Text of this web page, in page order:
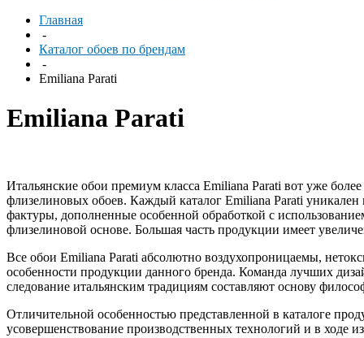
Главная
-
Каталог обоев по брендам
-
Emiliana Parati
Emiliana Parati
Итальянские обои премиум класса Emiliana Parati вот уже
флизелиновых обоев. Каждый каталог Emiliana Parati
фактуры, дополненные особенной обработкой с
флизелиновой основе. Большая часть продукции имеет
Все обои Emiliana Parati абсолютно воздухопроницаемы,
особенности продукции данного бренда. Команда лучших
следование итальянским традициям составляют основу
Отличительной особенностью представленной в каталоге
усовершенствование производственных технологий и в ходе